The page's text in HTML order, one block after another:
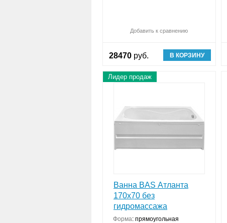
Добавить к сравнению
28470 руб. В КОРЗИНУ
Лидер продаж
Ванна BAS Атланта
170х70 без
гидромассажа
Форма: прямоугольная